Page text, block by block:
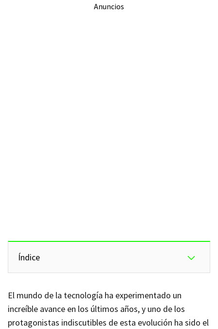
Anuncios
Índice
El mundo de la tecnología ha experimentado un
increíble avance en los últimos años, y uno de los
protagonistas indiscutibles de esta evolución ha sido el